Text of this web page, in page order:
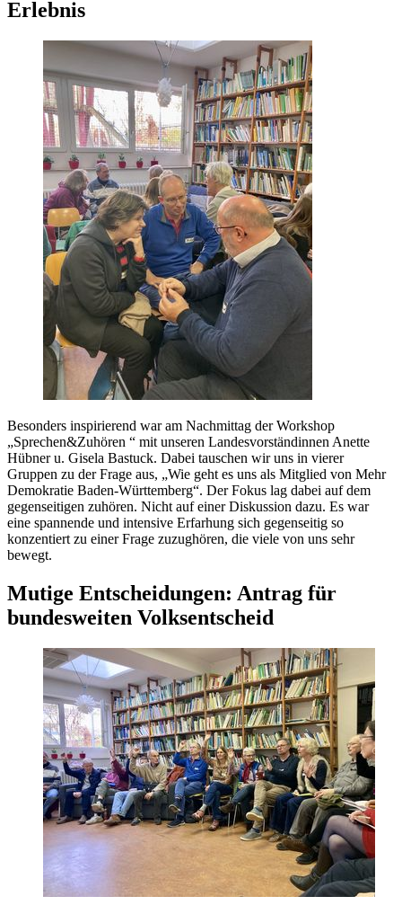
Erlebnis
Besonders inspirierend war am Nachmittag der Workshop
„Sprechen&Zuhören “ mit unseren Landesvorständinnen Anette
Hübner u. Gisela Bastuck. Dabei tauschen wir uns in vierer
Gruppen zu der Frage aus, „Wie geht es uns als Mitglied von Mehr
Demokratie Baden-Württemberg“. Der Fokus lag dabei auf dem
gegenseitigen zuhören. Nicht auf einer Diskussion dazu. Es war
eine spannende und intensive Erfarhung sich gegenseitig so
konzentiert zu einer Frage zuzughören, die viele von uns sehr
bewegt.
Mutige Entscheidungen: Antrag für
bundesweiten Volksentscheid